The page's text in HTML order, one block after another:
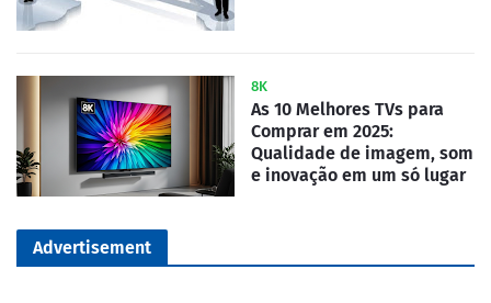
8K
As 10 Melhores TVs para
Comprar em 2025:
Qualidade de imagem, som
e inovação em um só lugar
Advertisement